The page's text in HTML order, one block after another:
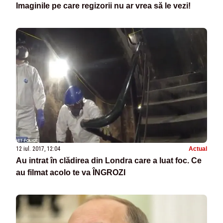
Imaginile pe care regizorii nu ar vrea să le vezi!
12 iul. 2017, 12:04 Actual
Au intrat în clădirea din Londra care a luat foc. Ce
au filmat acolo te va ÎNGROZI